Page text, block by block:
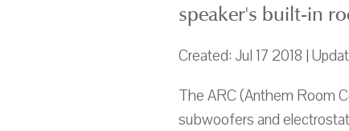
speaker's built-in
Created: Jul 17 2018 |
The ARC (Anthem Room
subwoofers and